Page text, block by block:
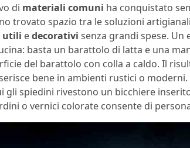
di materiali comuni ha conquistato
trovato spazio tra le soluzioni
utili edecorativi senza grandi spese. Un
basta un barattolo di latta e una
del barattolo con colla a caldo. Il
bene in ambienti rustici o
gli spiedini rivestono un bicchiere
o vernici colorate consente di